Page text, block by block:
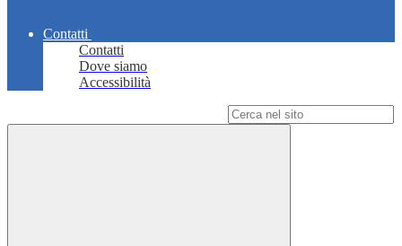
Contatti
Contatti
Dove siamo
Accessibilità